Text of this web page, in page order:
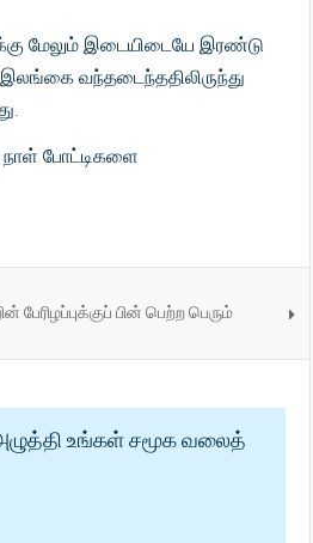
மேலும் இடையிடையே இரண்டு
வந்தடைந்ததிலிருந்து
நாள் போட்டிகளை
பின் பெற்ற பெரும்
உங்கள் சமூக வலைத்